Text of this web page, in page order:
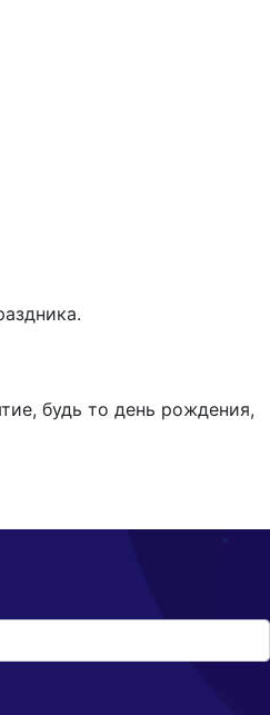
будь то день рождения,